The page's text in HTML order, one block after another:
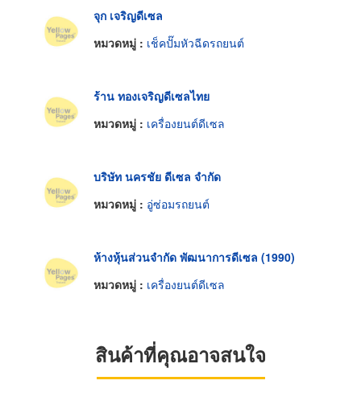
จุก เจริญดีเซล
หมวดหมู่ : เช็คปั๊มหัวฉีดรถยนต์
ร้าน ทองเจริญดีเซลไทย
หมวดหมู่ : เครื่องยนต์ดีเซล
บริษัท นครชัย ดีเซล จำกัด
หมวดหมู่ : อู่ซ่อมรถยนต์
ห้างหุ้นส่วนจำกัด พัฒนาการดีเซล (1990)
หมวดหมู่ : เครื่องยนต์ดีเซล
สินค้าที่คุณอาจสนใจ